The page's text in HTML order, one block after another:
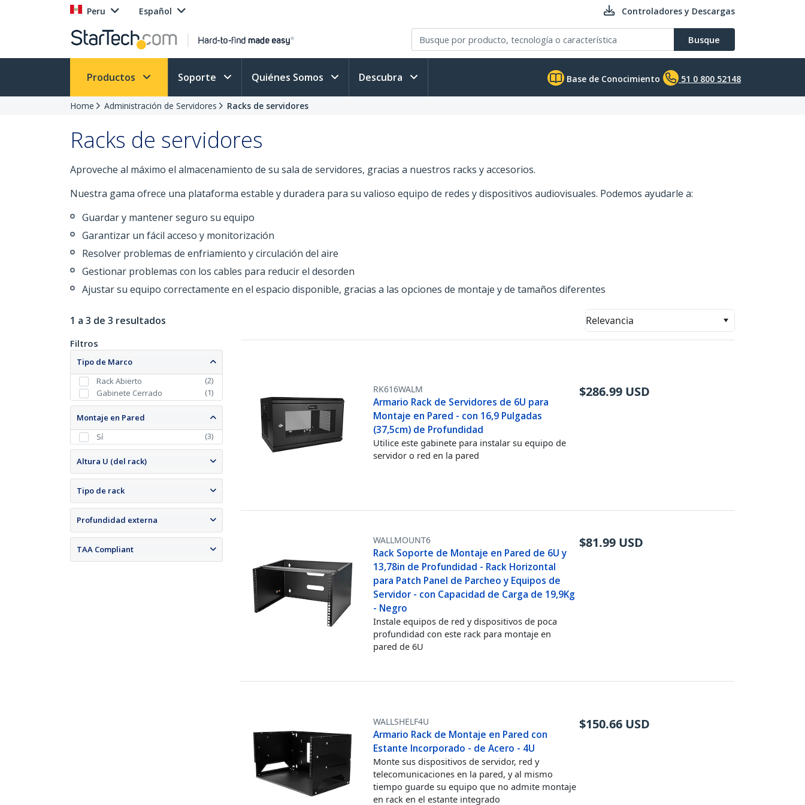
Peru Español Controladores y Descargas
Busque
Productos Soporte Quiénes Somos Descubra Base de Conocimiento 51 0 800 52148
Home Administración de Servidores Racks de servidores
Racks de servidores
Aproveche al máximo el almacenamiento de su sala de servidores, gracias a nuestros racks y accesorios.
Nuestra gama ofrece una plataforma estable y duradera para su valioso equipo de redes y dispositivos audiovisuales. Podemos ayudarle a:
Guardar y mantener seguro su equipo
Garantizar un fácil acceso y monitorización
Resolver problemas de enfriamiento y circulación del aire
Gestionar problemas con los cables para reducir el desorden
Ajustar su equipo correctamente en el espacio disponible, gracias a las opciones de montaje y de tamaños diferentes
1 a 3 de 3 resultados Relevancia
Filtros
Tipo de Marco
Rack Abierto
(2)
Gabinete Cerrado
(1)
Montaje en Pared
Sí
(3)
Altura U (del rack)
Tipo de rack
Profundidad externa
TAA Compliant
RK616WALM
Armario Rack de Servidores de 6U para
Montaje en Pared - con 16,9 Pulgadas
(37,5cm) de Profundidad
Utilice este gabinete para instalar su equipo de
servidor o red en la pared
$286.99 USD
WALLMOUNT6
Rack Soporte de Montaje en Pared de 6U y
13,78in de Profundidad - Rack Horizontal
para Patch Panel de Parcheo y Equipos de
Servidor - con Capacidad de Carga de 19,9Kg
- Negro
Instale equipos de red y dispositivos de poca
profundidad con este rack para montaje en
pared de 6U
$81.99 USD
WALLSHELF4U
Armario Rack de Montaje en Pared con
Estante Incorporado - de Acero - 4U
Monte sus dispositivos de servidor, red y
telecomunicaciones en la pared, y al mismo
tiempo guarde su equipo que no admite montaje
en rack en el estante integrado
$150.66 USD